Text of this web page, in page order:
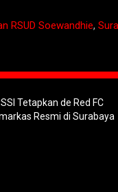
RSUD Soewandhie,